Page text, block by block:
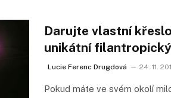
Darujte vlastní
unikátní
Lucie Ferenc Drugdová 24. 11.
Pokud máte ve svém okolí